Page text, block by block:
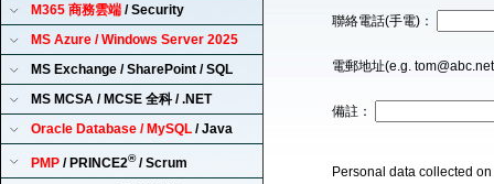
M365 商務雲端 / Security
MS Azure / Windows Server 2025
MS Exchange / SharePoint / SQL
MS MCSA / MCSE 全科 / .NET
Oracle Database / MySQL / Java
PMP / PRINCE2®/ Scrum
聯絡電話(手電)：
電郵地址(e.g.
備註：
Personal data collected